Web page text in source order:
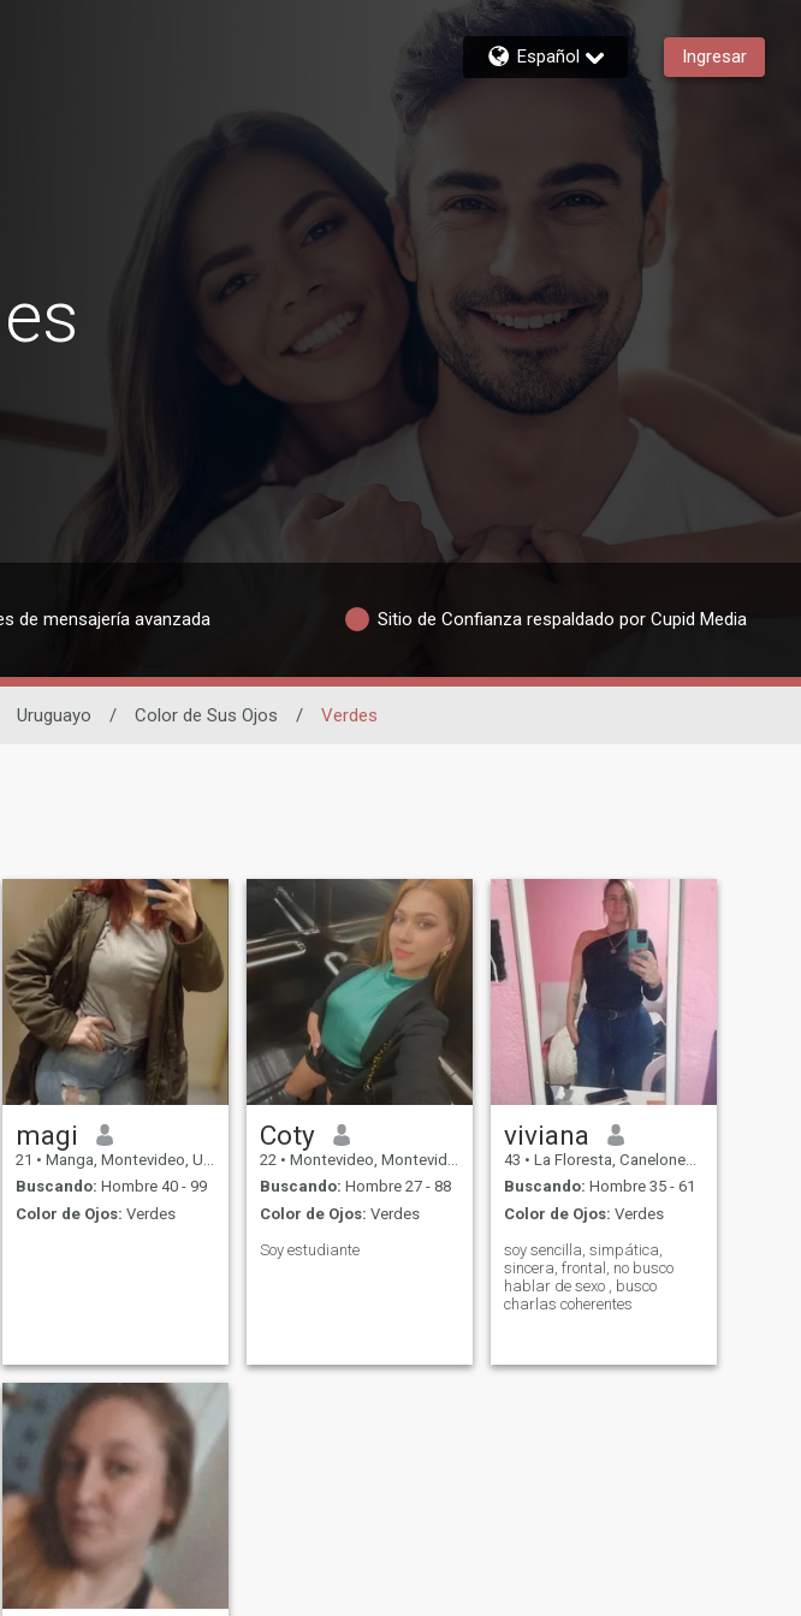
Español Ingresar
de mensajería avanzada Sitio de Confianza respaldado por Cupid Media
Uruguayo / Color de Sus Ojos / Verdes
magi
21 • Manga, Montevideo, Uruguay
Buscando: Hombre 40 - 99
Color de Ojos: Verdes
Coty
22 • Montevideo, Montevideo, Uruguay
Buscando: Hombre 27 - 88
Color de Ojos: Verdes
Soy estudiante
viviana
43 • La Floresta, Canelones, Uruguay
Buscando: Hombre 35 - 61
Color de Ojos: Verdes
soy sencilla, simpática,
sincera, frontal, no busco
hablar de sexo , busco
charlas coherentes